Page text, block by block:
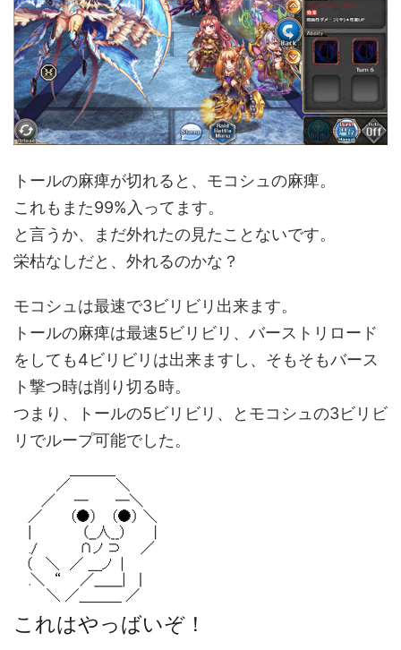
トールの麻痺が切れると、モコシュの麻痺。
これもまた99%入ってます。
と言うか、まだ外れたの見たことないです。
栄枯なしだと、外れるのかな？
モコシュは最速で3ビリビリ出来ます。
トールの麻痺は最速5ビリビリ、バーストリロード
をしても4ビリビリは出来ますし、そもそもバース
ト撃つ時は削り切る時。
つまり、トールの5ビリビリ、とモコシュの3ビリビ
リでループ可能でした。
これはやっばいぞ！